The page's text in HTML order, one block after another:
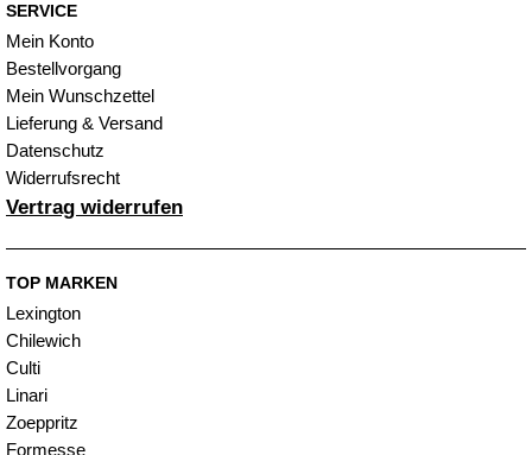
SERVICE
Mein Konto
Bestellvorgang
Mein Wunschzettel
Lieferung & Versand
Datenschutz
Widerrufsrecht
Vertrag widerrufen
TOP MARKEN
Lexington
Chilewich
Culti
Linari
Zoeppritz
Formesse